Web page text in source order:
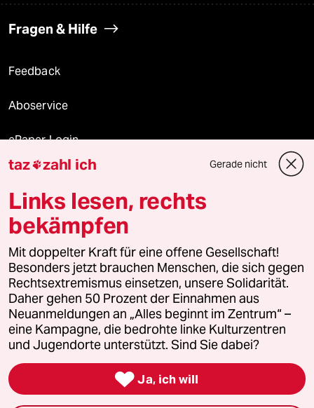
Fragen & Hilfe
Feedback
Aboservice
ePaper Login
Downloads für Abonnierende
© 2026 taz Verlags und Vertriebs GmbH
Alle Rechte vorbehalten. Bei rechtlichen Fragen oder für Genehmigungen
wenden Sie sich bitte an lizenzen@taz.de
Feedback Redaktionsstatut Kommune-Richtlinien
Leitlinie Informant Datenschutz Impressum AGB
Seitenwende Einwilligungen widerrufen (Ads)
taz zahl ich Gerade nicht
Links lesen, rechts
bekämpfen
Mit doppelter Kraft für eine offene Gesellschaft!
Besonders jetzt brauchen Menschen, die sich gegen
Rechtsextremismus einsetzen, unsere Solidarität.
Daher gehen 50 Prozent der Einnahmen aus
Neuanmeldungen an „Alles beginnt im Zentrum“ –
eine Kampagne, die bedrohte linke Kulturzentren
und Jugendorte unterstützt. Sind Sie dabei?
 Ja, ich will